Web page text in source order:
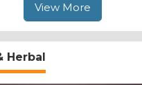
View More
Herbal